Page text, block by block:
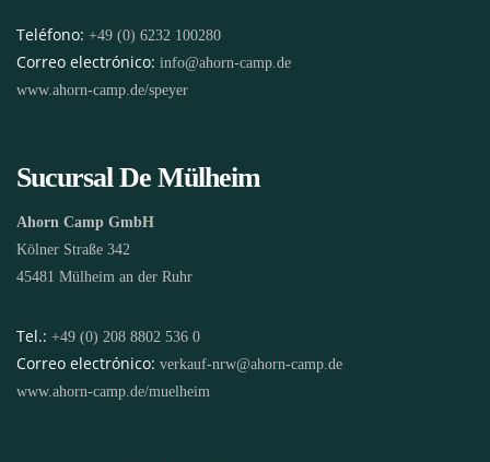
Teléfono: +49 (0) 6232 100280
Correo electrónico: info@ahorn-camp.de
www.ahorn-camp.de/speyer
Sucursal De Mülheim
Ahorn Camp GmbH
Kölner Straße 342
45481 Mülheim an der Ruhr
Tel.: +49 (0) 208 8802 536 0
Correo electrónico: verkauf-nrw@ahorn-camp.de
www.ahorn-camp.de/muelheim